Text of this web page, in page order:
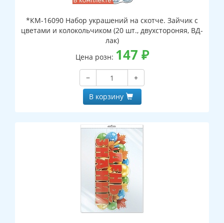
*КМ-16090 Набор украшений на скотче. Зайчик с
цветами и колокольчиком (20 шт., двухстороняя, ВД-
лак)
Цена розн: 147 ₽
−
+
В корзину